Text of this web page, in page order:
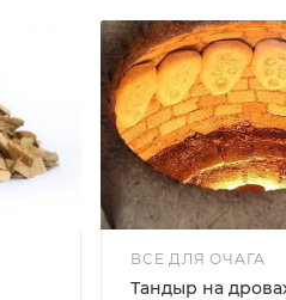
ВСЕ ДЛЯ ОЧАГА
Тандыр на